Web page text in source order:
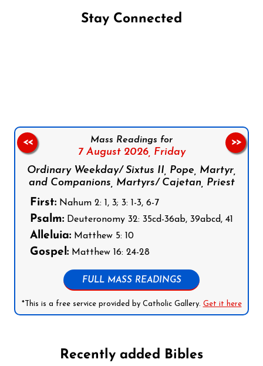
Stay Connected
Mass Readings for
7 August 2026, Friday
Ordinary Weekday/ Sixtus II, Pope, Martyr,
and Companions, Martyrs/ Cajetan, Priest
First: Nahum 2: 1, 3; 3: 1-3, 6-7
Psalm: Deuteronomy 32: 35cd-36ab, 39abcd, 41
Alleluia: Matthew 5: 10
Gospel: Matthew 16: 24-28
FULL MASS READINGS
*This is a free service provided by Catholic Gallery. Get it here
<< >>
Recently added Bibles